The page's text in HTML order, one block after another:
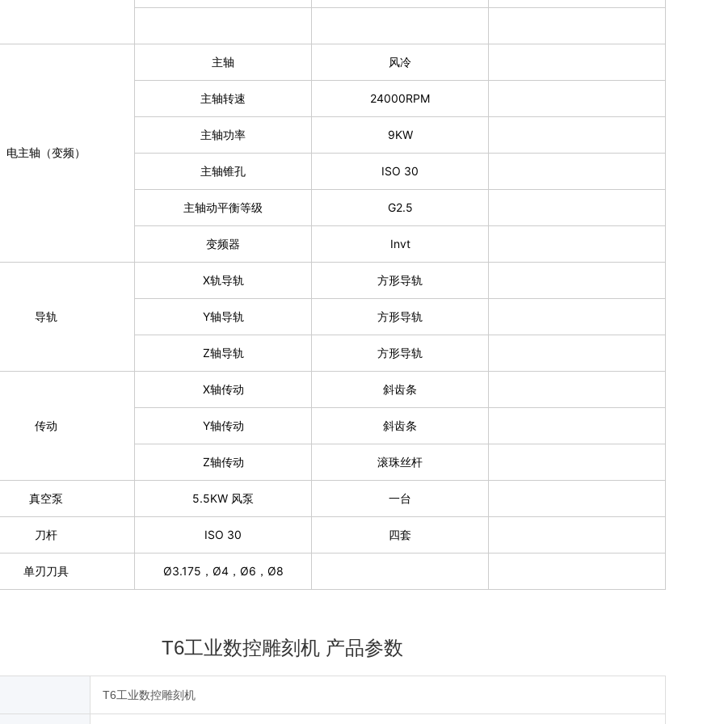
电主轴（变频）
主轴 风冷
主轴转速 24000RPM
主轴功率 9KW
主轴锥孔 ISO 30
主轴动平衡等级 G2.5
变频器 Invt
导轨
X轨导轨 方形导轨
Y轴导轨 方形导轨
Z轴导轨 方形导轨
传动
X轴传动 斜齿条
Y轴传动 斜齿条
Z轴传动 滚珠丝杆
真空泵 5.5KW 风泵 一台
刀杆 ISO 30 四套
单刃刀具 Ø3.175，Ø4，Ø6，Ø8
T6工业数控雕刻机 产品参数
T6工业数控雕刻机